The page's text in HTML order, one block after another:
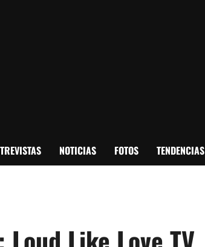
NOTICIAS FOTOS TENDENCIAS